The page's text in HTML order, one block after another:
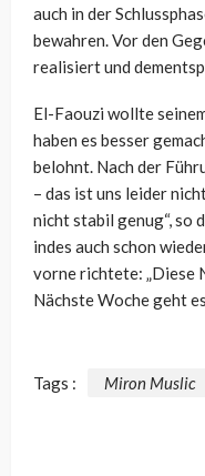
auch in der
bewahren. Vor den
realisiert und
El-Faouzi wollte
haben es besser
belohnt. Nach der
– das ist uns leider
nicht stabil genug“, so
indes auch schon
vorne richtete: „Diese
Nächste Woche geht
Tags : Miron Muslic